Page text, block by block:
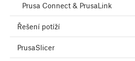
Prusa Connect & PrusaLink
Řešení potíží
PrusaSlicer